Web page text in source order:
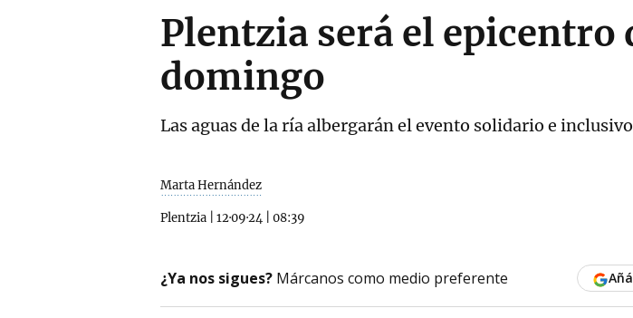
Plentzia será el epicentro
domingo
Las aguas de la ría albergarán el evento solidario e inclusivo
Marta Hernández
Plentzia 12·09·24 08:39
¿Ya nos sigues? Márcanos como medio preferente